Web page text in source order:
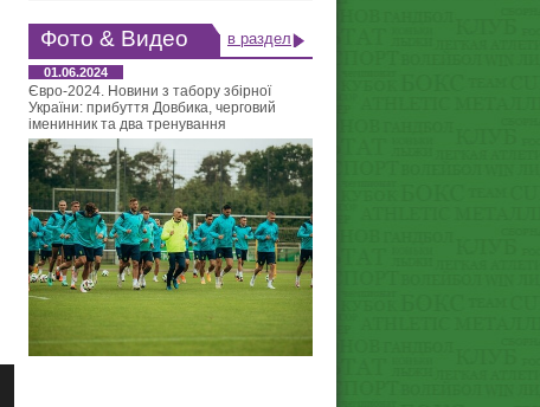
Фото & Видео в раздел
01.06.2024
Євро-2024. Новини з табору збірної
України: прибуття Довбика, черговий
іменинник та два тренування